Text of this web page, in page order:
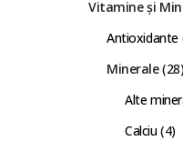
Vitamine și
Antioxidante
Minerale(28)
Alte
Calciu(4)